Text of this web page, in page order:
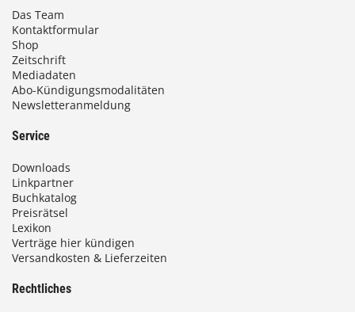
Das Team
Kontaktformular
Shop
Zeitschrift
Mediadaten
Abo-Kündigungsmodalitäten
Newsletteranmeldung
Service
Downloads
Linkpartner
Buchkatalog
Preisrätsel
Lexikon
Verträge hier kündigen
Versandkosten & Lieferzeiten
Rechtliches